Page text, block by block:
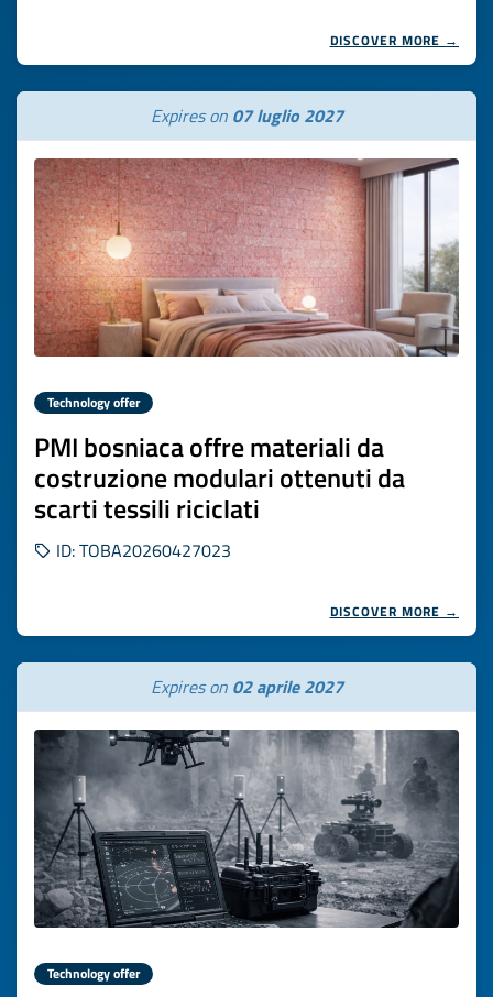
DISCOVER MORE →
Expires on 07 luglio 2027
Technology offer
PMI bosniaca offre materiali da
costruzione modulari ottenuti da
scarti tessili riciclati
ID: TOBA20260427023
DISCOVER MORE →
Expires on 02 aprile 2027
Technology offer